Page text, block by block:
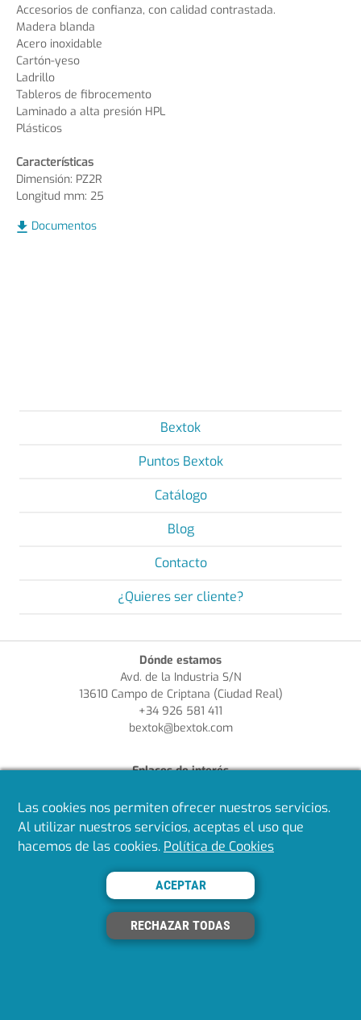
Accesorios de confianza, con calidad contrastada.
Madera blanda
Acero inoxidable
Cartón-yeso
Ladrillo
Tableros de fibrocemento
Laminado a alta presión HPL
Plásticos
Características
Dimensión: PZ2R
Longitud mm: 25
Documentos
Bextok
Puntos Bextok
Catálogo
Blog
Contacto
¿Quieres ser cliente?
Dónde estamos
Avd. de la Industria S/N
13610 Campo de Criptana (Ciudad Real)
+34 926 581 411
bextok@bextok.com
Enlaces de interés
Aviso Legal
Política de Privacidad
Política de Cookies
Política de Calidad
Síguenos en redes
Las cookies nos permiten ofrecer nuestros servicios.
Al utilizar nuestros servicios, aceptas el uso que
hacemos de las cookies. Política de Cookies
ACEPTAR
RECHAZAR TODAS